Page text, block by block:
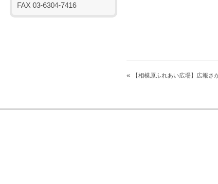
« 【相模原ふれあい広場】広報
FAX 03-6304-7416